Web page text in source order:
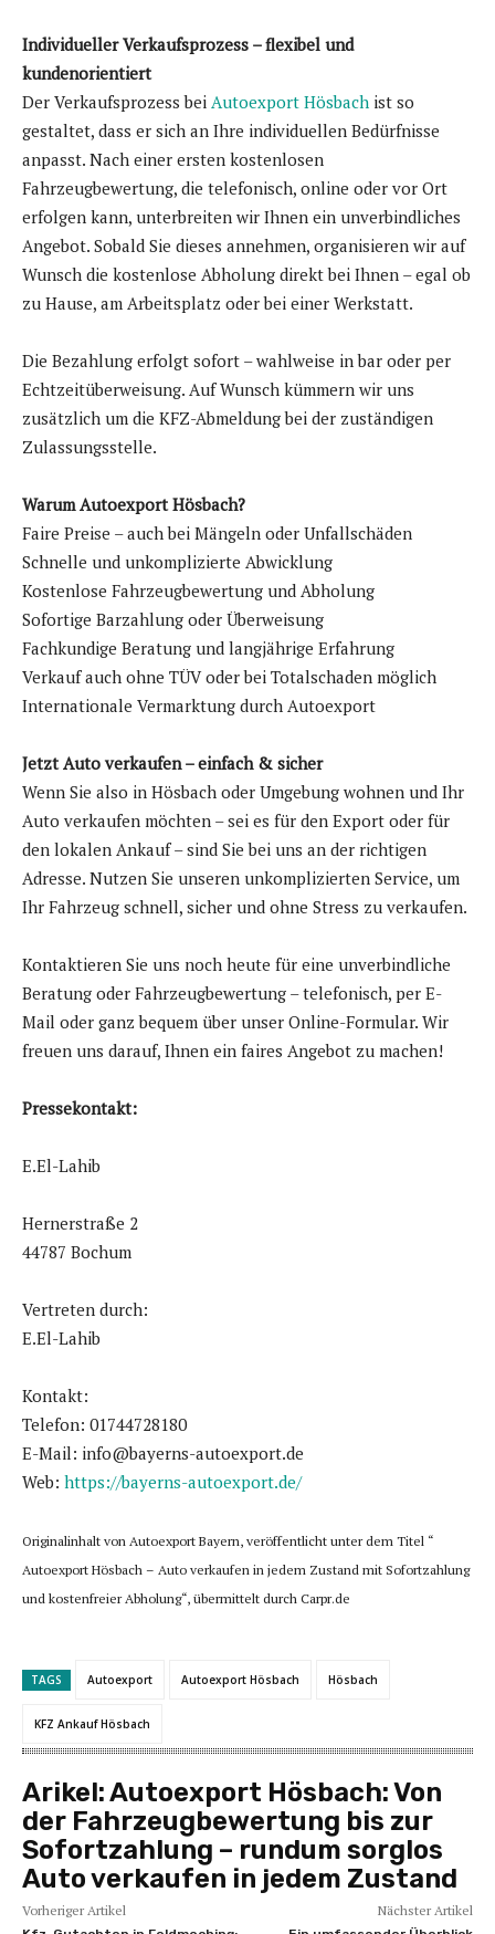
Individueller Verkaufsprozess – flexibel und
kundenorientiert
Der Verkaufsprozess bei Autoexport Hösbach ist so
gestaltet, dass er sich an Ihre individuellen Bedürfnisse
anpasst. Nach einer ersten kostenlosen
Fahrzeugbewertung, die telefonisch, online oder vor Ort
erfolgen kann, unterbreiten wir Ihnen ein unverbindliches
Angebot. Sobald Sie dieses annehmen, organisieren wir auf
Wunsch die kostenlose Abholung direkt bei Ihnen – egal ob
zu Hause, am Arbeitsplatz oder bei einer Werkstatt.
Die Bezahlung erfolgt sofort – wahlweise in bar oder per
Echtzeitüberweisung. Auf Wunsch kümmern wir uns
zusätzlich um die KFZ-Abmeldung bei der zuständigen
Zulassungsstelle.
Warum Autoexport Hösbach?
Faire Preise – auch bei Mängeln oder Unfallschäden
Schnelle und unkomplizierte Abwicklung
Kostenlose Fahrzeugbewertung und Abholung
Sofortige Barzahlung oder Überweisung
Fachkundige Beratung und langjährige Erfahrung
Verkauf auch ohne TÜV oder bei Totalschaden möglich
Internationale Vermarktung durch Autoexport
Jetzt Auto verkaufen – einfach & sicher
Wenn Sie also in Hösbach oder Umgebung wohnen und Ihr
Auto verkaufen möchten – sei es für den Export oder für
den lokalen Ankauf – sind Sie bei uns an der richtigen
Adresse. Nutzen Sie unseren unkomplizierten Service, um
Ihr Fahrzeug schnell, sicher und ohne Stress zu verkaufen.
Kontaktieren Sie uns noch heute für eine unverbindliche
Beratung oder Fahrzeugbewertung – telefonisch, per E-
Mail oder ganz bequem über unser Online-Formular. Wir
freuen uns darauf, Ihnen ein faires Angebot zu machen!
Pressekontakt:
E.El-Lahib
Hernerstraße 2
44787 Bochum
Vertreten durch:
E.El-Lahib
Kontakt:
Telefon: 01744728180
E-Mail: info@bayerns-autoexport.de
Web: https://bayerns-autoexport.de/
Originalinhalt von Autoexport Bayern, veröffentlicht unter dem Titel “
Autoexport Hösbach – Auto verkaufen in jedem Zustand mit Sofortzahlung
und kostenfreier Abholung“, übermittelt durch Carpr.de
TAGS Autoexport Autoexport Hösbach Hösbach
KFZ Ankauf Hösbach
Arikel:Autoexport Hösbach: Von
der Fahrzeugbewertung bis zur
Sofortzahlung – rundum sorglos
Auto verkaufen in jedem Zustand
Vorheriger Artikel Nächster Artikel